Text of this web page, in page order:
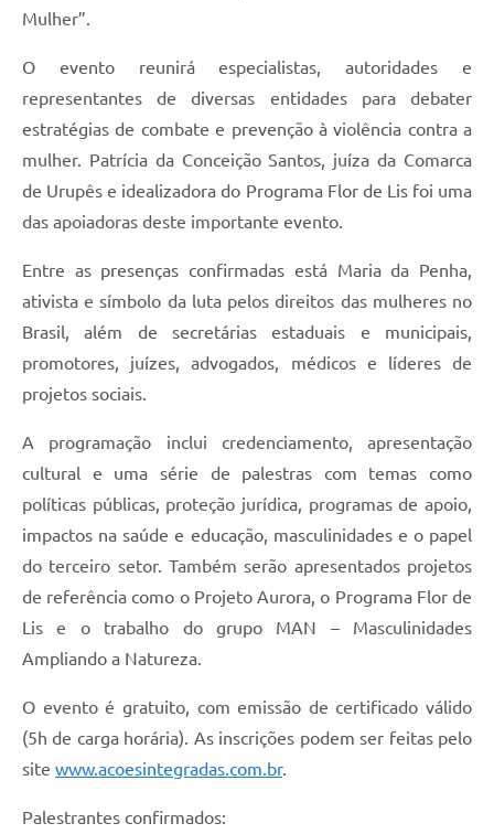
Mulher”.
O evento reunirá especialistas, autoridades e
representantes de diversas entidades para debater
estratégias de combate e prevenção à violência contra a
mulher. Patrícia da Conceição Santos, juíza da Comarca
de Urupês e idealizadora do Programa Flor de Lis foi uma
das apoiadoras deste importante evento.
Entre as presenças confirmadas está Maria da Penha,
ativista e símbolo da luta pelos direitos das mulheres no
Brasil, além de secretárias estaduais e municipais,
promotores, juízes, advogados, médicos e líderes de
projetos sociais.
A programação inclui credenciamento, apresentação
cultural e uma série de palestras com temas como
políticas públicas, proteção jurídica, programas de apoio,
impactos na saúde e educação, masculinidades e o papel
do terceiro setor. Também serão apresentados projetos
de referência como o Projeto Aurora, o Programa Flor de
Lis e o trabalho do grupo MAN – Masculinidades
Ampliando a Natureza.
O evento é gratuito, com emissão de certificado válido
(5h de carga horária). As inscrições podem ser feitas pelo
site www.acoesintegradas.com.br.
Palestrantes confirmados: